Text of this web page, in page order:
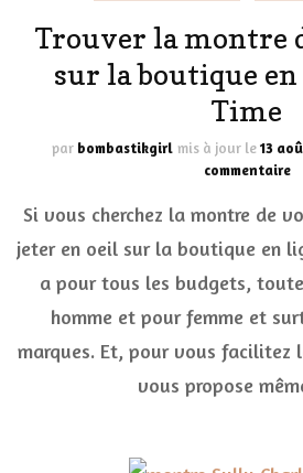
Trouver la montre
sur la boutique
Time
par bombastikgirl mis à jour le13
commentairesur
la
la
Si vous cherchez la montre de
jeter en oeil sur la boutique en
a pour tous les budgets,
homme et pour femme et
marques. Et, pour vous facilitez
vous propose